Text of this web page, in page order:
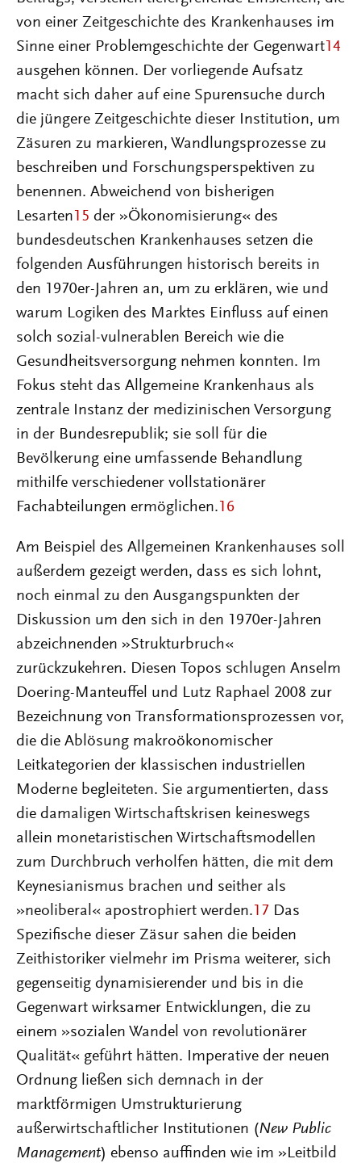
von einer Zeitgeschichte des Krankenhauses im
Sinne einer Problemgeschichte der Gegenwart 14
ausgehen können. Der vorliegende Aufsatz
macht sich daher auf eine Spurensuche durch
die jüngere Zeitgeschichte dieser Institution, um
Zäsuren zu markieren, Wandlungsprozesse zu
beschreiben und Forschungsperspektiven zu
benennen. Abweichend von bisherigen
Lesarten 15 der »Ökonomisierung« des
bundesdeutschen Krankenhauses setzen die
folgenden Ausführungen historisch bereits in
den 1970er-Jahren an, um zu erklären, wie und
warum Logiken des Marktes Einfluss auf einen
solch sozial-vulnerablen Bereich wie die
Gesundheitsversorgung nehmen konnten. Im
Fokus steht das Allgemeine Krankenhaus als
zentrale Instanz der medizinischen Versorgung
in der Bundesrepublik; sie soll für die
Bevölkerung eine umfassende Behandlung
mithilfe verschiedener vollstationärer
Fachabteilungen ermöglichen. 16
Am Beispiel des Allgemeinen Krankenhauses soll
außerdem gezeigt werden, dass es sich lohnt,
noch einmal zu den Ausgangspunkten der
Diskussion um den sich in den 1970er-Jahren
abzeichnenden »Strukturbruch«
zurückzukehren. Diesen Topos schlugen Anselm
Doering-Manteuffel und Lutz Raphael 2008 zur
Bezeichnung von Transformationsprozessen vor,
die die Ablösung makroökonomischer
Leitkategorien der klassischen industriellen
Moderne begleiteten. Sie argumentierten, dass
die damaligen Wirtschaftskrisen keineswegs
allein monetaristischen Wirtschaftsmodellen
zum Durchbruch verholfen hätten, die mit dem
Keynesianismus brachen und seither als
»neoliberal« apostrophiert werden. 17 Das
Spezifische dieser Zäsur sahen die beiden
Zeithistoriker vielmehr im Prisma weiterer, sich
gegenseitig dynamisierender und bis in die
Gegenwart wirksamer Entwicklungen, die zu
einem »sozialen Wandel von revolutionärer
Qualität« geführt hätten. Imperative der neuen
Ordnung ließen sich demnach in der
marktförmigen Umstrukturierung
außerwirtschaftlicher Institutionen (New Public
Management) ebenso auffinden wie im »Leitbild